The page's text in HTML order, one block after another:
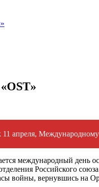
11 апреля,
международный день
Российского
войны, вернувшись на